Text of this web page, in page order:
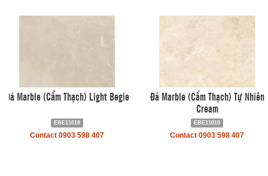
Đá Marble (Cẩm Thạch) Light Begie
EBE11018
Contact 0903 598 407
Đá Marble (Cẩm Thạch) Tự Nhiên
Cream
EBE11010
Contact 0903 598 407